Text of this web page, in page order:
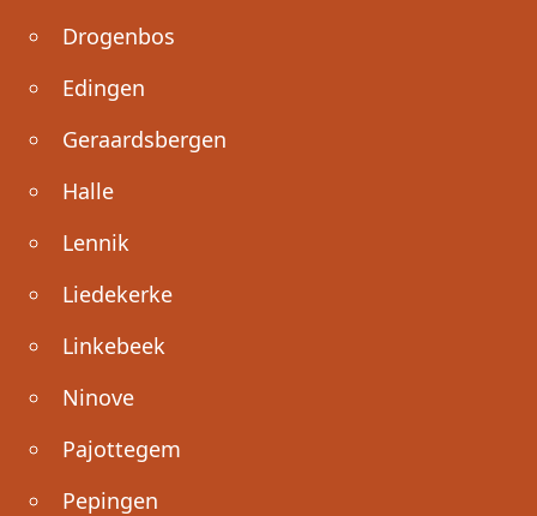
Drogenbos
Edingen
Geraardsbergen
Halle
Lennik
Liedekerke
Linkebeek
Ninove
Pajottegem
Pepingen